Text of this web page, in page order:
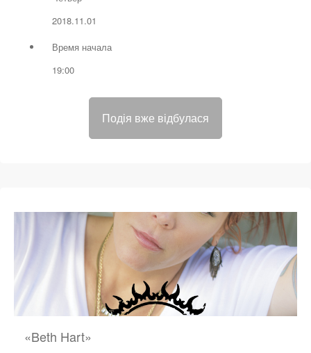
2018.11.01
Время начала
19:00
Подія вже відбулася
«Beth Hart»